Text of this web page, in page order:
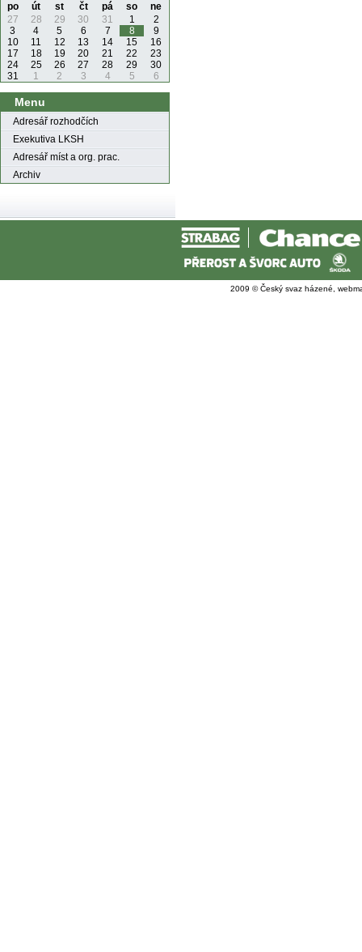
po út st čt pá so
ne
27
28 29 30 31 1
2
3
4 5 6 7 8
9
10
11 12 13 14 15
16
17
18 19 20 21 22
23
24
25 26 27 28 29
30
31
1 2 3 4 5 6
Menu
Adresář rozhodčích
Exekutiva LKSH
Adresář míst a org. prac.
Archiv
2009 © Český svaz házené,